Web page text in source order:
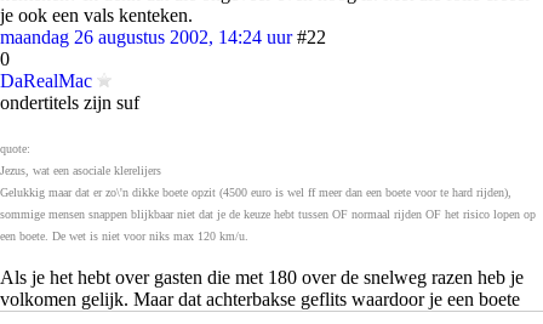
je ook een vals kenteken.
maandag 26 augustus 2002, 14:24 uur #22
0
DaRealMac
ondertitels zijn suf
quote:
Jezus, wat een asociale klerelijers
Gelukkig maar dat er zo\'n dikke boete opzit (4500 euro is wel ff meer dan een boete voor te hard rijden),
sommige mensen snappen blijkbaar niet dat je de keuze hebt tussen OF normaal rijden OF het risico lopen op
een boete. De wet is niet voor niks max 120 km/u.
Als je het hebt over gasten die met 180 over de snelweg razen heb je
volkomen gelijk. Maar dat achterbakse geflits waardoor je een boete